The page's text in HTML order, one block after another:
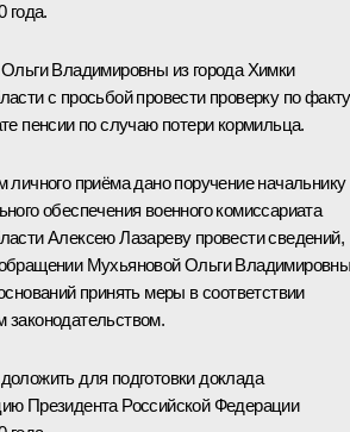
года.
Владимировны из города Химки
с просьбой провести проверку по факту
пенсии по случаю потери кормильца.
личного приёма дано поручение начальнику
обеспечения военного комиссариата
Алексею Лазареву провести сведений,
Мухьяновой Ольги
принять меры в соответствии
для подготовки доклада
Президента Российской Федерации